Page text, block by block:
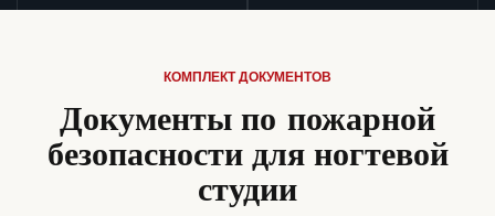
КОМПЛЕКТ ДОКУМЕНТОВ
Документы по пожарной
безопасности для ногтевой
студии